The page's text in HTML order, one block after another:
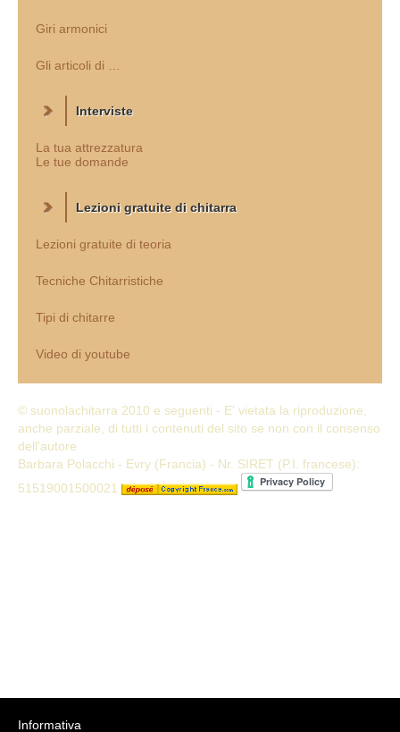
Giri armonici
Gli articoli di …
Interviste
La tua attrezzatura
Le tue domande
Lezioni gratuite di chitarra
Lezioni gratuite di teoria
Tecniche Chitarristiche
Tipi di chitarre
Video di youtube
© suonolachitarra 2010 e seguenti - E' vietata la riproduzione,
anche parziale, di tutti i contenuti del sito se non con il consenso
dell'autore
Barbara Polacchi - Evry (Francia) - Nr. SIRET (P.I. francese):
51519001500021
Informativa